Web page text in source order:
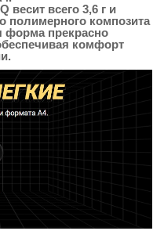
всего 3,6 г и
полимерного композита
форма прекрасно
комфорт